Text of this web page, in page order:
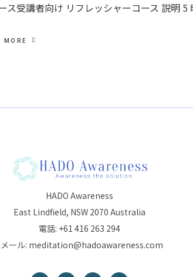
ス受講者向け リフレッシャーコース 説明
MORE
HADO Awareness
East Lindfield, NSW 2070 Australia
電話: +61 416 263 294
ール: meditation@hadoawareness.com